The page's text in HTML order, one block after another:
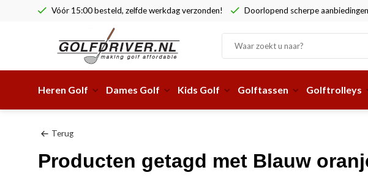
Vóór 15:00 besteld, zelfde werkdag verzonden! Doorlopend scherpe
Heren Golf Dames Golf Kids Golf Golftassen Golftrolleys
Terug
Producten getagd met Blauw